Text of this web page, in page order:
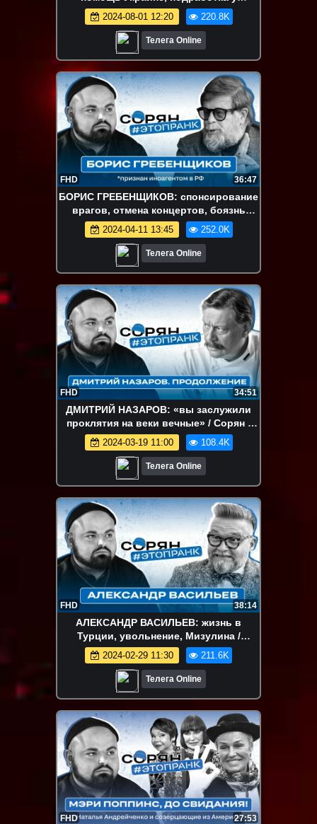
Тинькова / Пашутин / Сорян
2024-08-01 12:20 220.8K
Телега Online
FHD 36:47
БОРИС ГРЕБЕНЩИКОВ: спонсирование
врагов, отмена концертов, боязнь
тюрьмы / Вассерман / Сорян
2024-04-11 13:45 252.0K
Телега Online
FHD 34:51
ДМИТРИЙ НАЗАРОВ: «вы заслужили
проклятия на веки вечные» / Сорян /
Довлатова
2024-03-19 11:00 108.4K
Телега Online
FHD 38:14
АЛЕКСАНДР ВАСИЛЬЕВ: жизнь в
Турции, увольнение, Мизулина /
Запашный / Сорян
2024-02-29 11:30 211.6K
Телега Online
FHD 27:53